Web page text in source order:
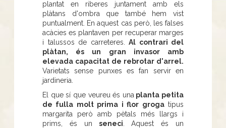
plantat en riberes juntament amb els
plàtans d'ombra que també hem vist
puntualment. En aquest cas però, les falses
acàcies es plantaven per recuperar marges
i talussos de carreteres. Al contrari del
plàtan, és un gran invasor amb
elevada capacitat de rebrotar d'arrel.
Varietats sense punxes es fan servir en
jardineria.
El que sí que veureu és una planta petita
de fulla molt prima i flor grogatipus
margarita però amb pètals més llargs i
prims, és un seneci . Aquest és un